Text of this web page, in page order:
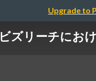
Upgrade to
ビズリーチにお